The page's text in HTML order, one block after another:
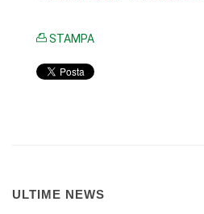
STAMPA
ULTIME NEWS